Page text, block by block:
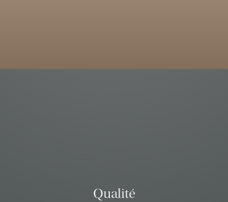
Qualité